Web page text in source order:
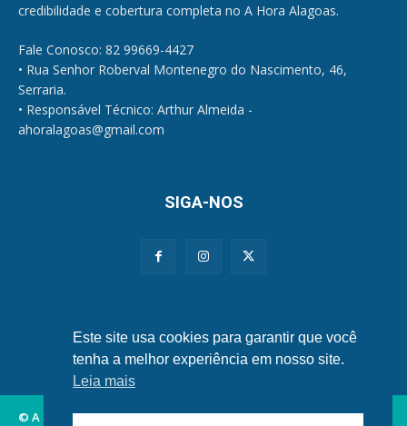
credibilidade e cobertura completa no A Hora Alagoas.
Fale Conosco: 82 99669-4427
• Rua Senhor Roberval Montenegro do Nascimento, 46,
Serraria.
• Responsável Técnico: Arthur Almeida -
ahoralagoas@gmail.com
SIGA-NOS
© A Hora Alagoas.
Este site usa cookies para garantir que você
tenha a melhor experiência em nosso site.
Leia mais